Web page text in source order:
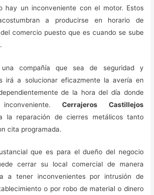
hay un inconveniente con el motor. Estos
a producirse en horario de
comercio puesto que es cuando se sube
una compañía que sea de seguridad y
irá a solucionar eficazmente la avería en
de la hora del día donde
Cerrajeros Castillejos
la reparación de cierres metálicos tanto
cita programada.
que es para el dueño del negocio
cerrar su local comercial de manera
a tener inconvenientes por intrusión de
o por robo de material o dinero